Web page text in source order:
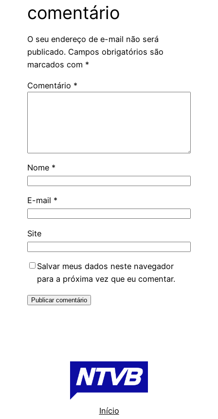
comentário
O seu endereço de e-mail não será
publicado. Campos obrigatórios são
marcados com *
Comentário *
Nome *
E-mail *
Site
Salvar meus dados neste navegador
para a próxima vez que eu comentar.
Início